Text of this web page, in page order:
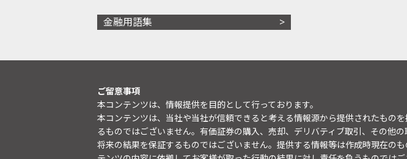
金融用語集
ご留意事項
本コンテンツは、情報提供を目的として行っております。
本コンテンツは、当社や当社が信頼できると考える情報源から提供されたもの
るものではございません。有価証券の購入、売却、デリバティブ取引、その他
将来の結果を保証するものではございません。提供する情報等は作成時現在の